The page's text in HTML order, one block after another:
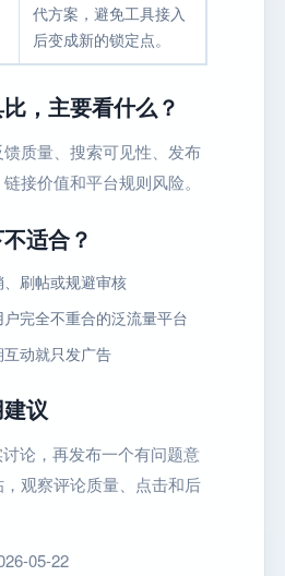
代方案，避免工具接入
后变成新的锁定点。
，主要看什么？
质量、搜索可见性、发布
接价值和平台规则风险。
适合？
刷帖或规避审核
完全不重合的泛流量平台
动就只发广告
议
论，再发布一个有问题意
观察评论质量、点击和后
05-22